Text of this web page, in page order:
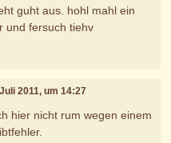
guht aus. hohl mahl ein
und fersuch tiehv
2011, um 14:27
hier nicht rum wegen einem